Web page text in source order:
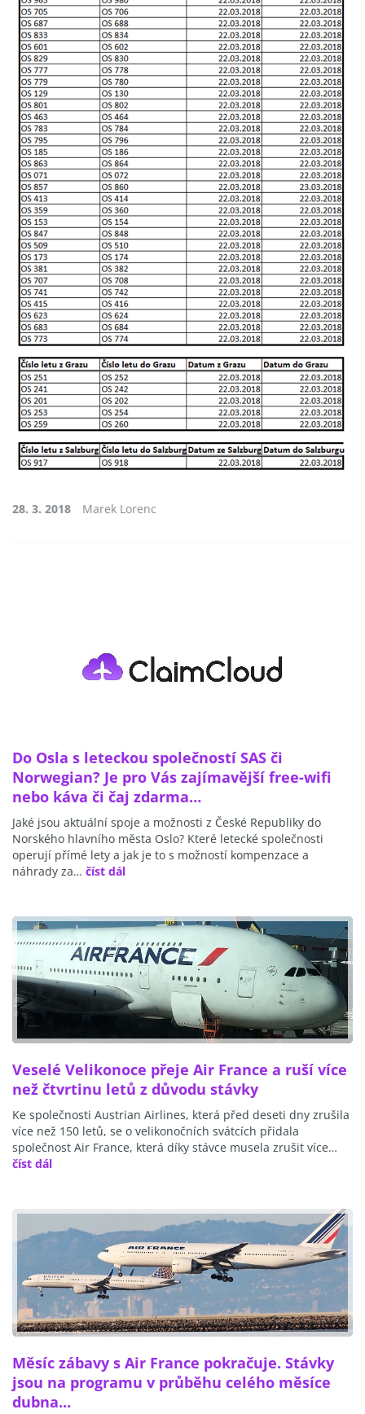
28. 3. 2018 Marek Lorenc
Do Osla s leteckou společností SAS či
Norwegian? Je pro Vás zajímavější free-wifi
nebo káva či čaj zdarma…
Jaké jsou aktuální spoje a možnosti z České Republiky do
Norského hlavního města Oslo? Které letecké společnosti
operují přímé lety a jak je to s možností kompenzace a
náhrady za… číst dál
Veselé Velikonoce přeje Air France a ruší více
než čtvrtinu letů z důvodu stávky
Ke společnosti Austrian Airlines, která před deseti dny zrušila
více než 150 letů, se o velikonočních svátcích přidala
společnost Air France, která díky stávce musela zrušit více…
číst dál
Měsíc zábavy s Air France pokračuje. Stávky
jsou na programu v průběhu celého měsíce
dubna...